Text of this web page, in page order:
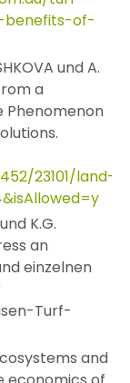
of-
und A.
a
Phenomenon
23101/land-
K.G.
an
einzelnen
Turf-
and